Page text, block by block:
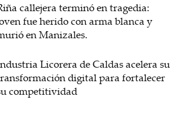
callejera terminó en tragedia:
fue herido con arma blanca y
en Manizales.
Licorera de Caldas acelera su
digital para fortalecer
competitividad